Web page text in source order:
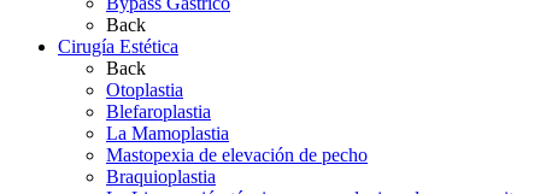
Back
Cirugía Estética
Back
Otoplastia
Blefaroplastia
La Mamoplastia
Mastopexia de elevación de pecho
Braquioplastia